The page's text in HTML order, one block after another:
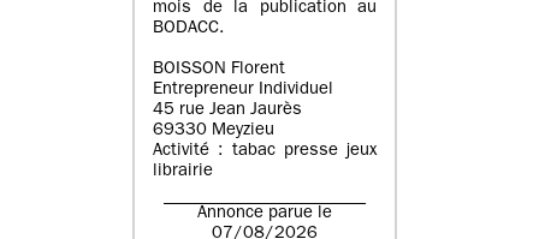
mois de la publication au
BODACC.
BOISSON Florent
Entrepreneur Individuel
45 rue Jean Jaurès
69330 Meyzieu
Activité : tabac presse jeux
librairie
Annonce parue le
07/08/2026